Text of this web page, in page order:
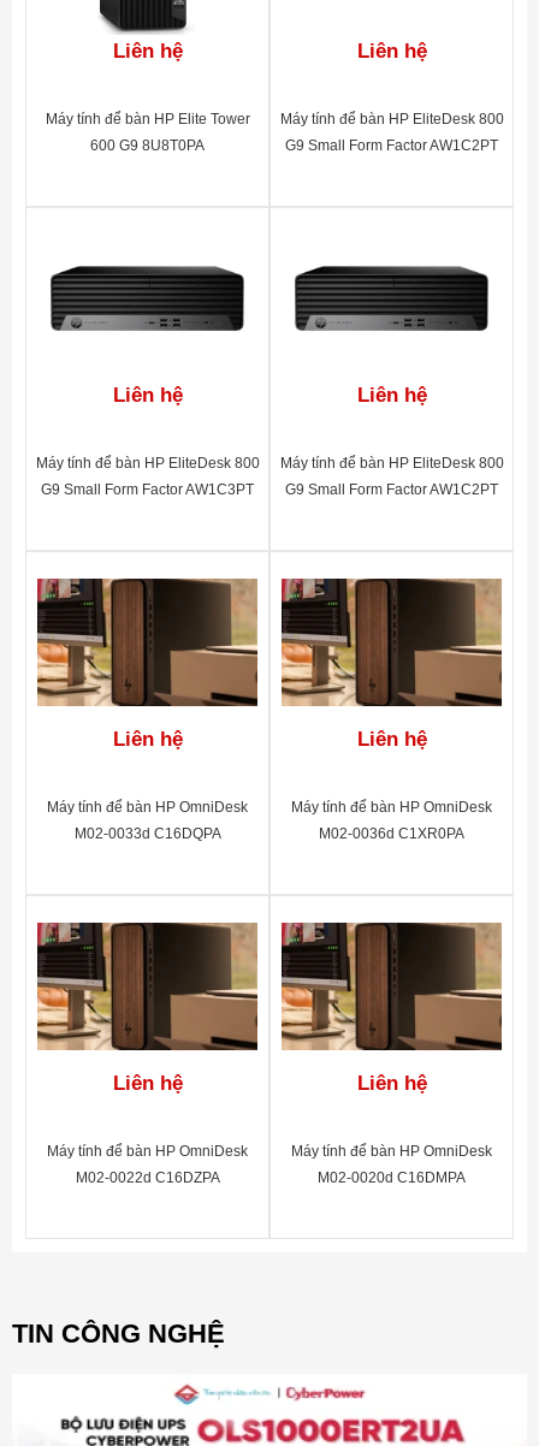
Liên hệ
Máy tính để bàn HP Elite Tower
600 G9 8U8T0PA
Liên hệ
Máy tính để bàn HP EliteDesk 800
G9 Small Form Factor AW1C2PT
Liên hệ
Máy tính để bàn HP EliteDesk 800
G9 Small Form Factor AW1C3PT
Liên hệ
Máy tính để bàn HP EliteDesk 800
G9 Small Form Factor AW1C2PT
Liên hệ
Máy tính để bàn HP OmniDesk
M02-0033d C16DQPA
Liên hệ
Máy tính để bàn HP OmniDesk
M02-0036d C1XR0PA
Liên hệ
Máy tính để bàn HP OmniDesk
M02-0022d C16DZPA
Liên hệ
Máy tính để bàn HP OmniDesk
M02-0020d C16DMPA
TIN CÔNG NGHỆ